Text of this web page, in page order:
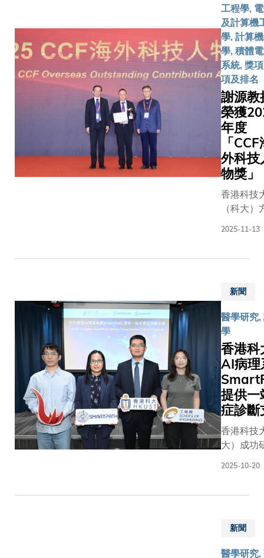
此項成果
加速醫學
模型應用
常臨床工
研究成果
國際頂尖
《自然—
醫學工程
表，題為
過通用—
協作實現
人工智能
用化」。
研究由科
算機科學
及生物工
陳浩教授
哈佛醫學
威爾康奈
學院、香
文大學、
大學，以
山大學等
開展。醫
模型一直
兩難局面
用基礎模
然基於龐
別影像模
能力，但
科學系的
本科生提
縫銜接的
蹊徑。參
生將於清
學或科大
第四年課
畢業後更
會直接升
校的碩士
博士學位
程，進一
升學術及
水平。合
議由科大
學系主任
教授與清
任尹霞教
科大首席
長郭毅可
及清華大
務委員會
任楊斌教
場見證簽
式。郭毅
授感謝清
學長期以
支持，並
示：「此
建立貫通
工程學,
及計算機
學, 計算
學, 積體
系統, 獎
項及排名
謝源教
榮獲
年度
「
外科技
物獎」
香港科技
（科大）
授謝源，
會（
Computer
簡稱 CCF
頒發
度「CCF
科技人物
獎」。謝
同時是賽
未來先進
技術創科
2025-11-13
新聞
醫學研究,
學
香港科
AI病理
提供一
症診斷
香港科技
大）成功
學系和
2025-10-20
新聞
醫學研究,